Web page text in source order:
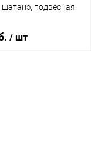
шатанэ, подвесная
/ шт